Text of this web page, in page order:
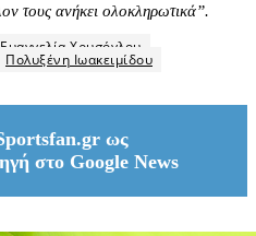
τους ανήκει ολοκληρωτικά”.
Ευαγγελία Χρυσόγλου
Πολυξένη Ιωακειμίδου
ως
στο Google News